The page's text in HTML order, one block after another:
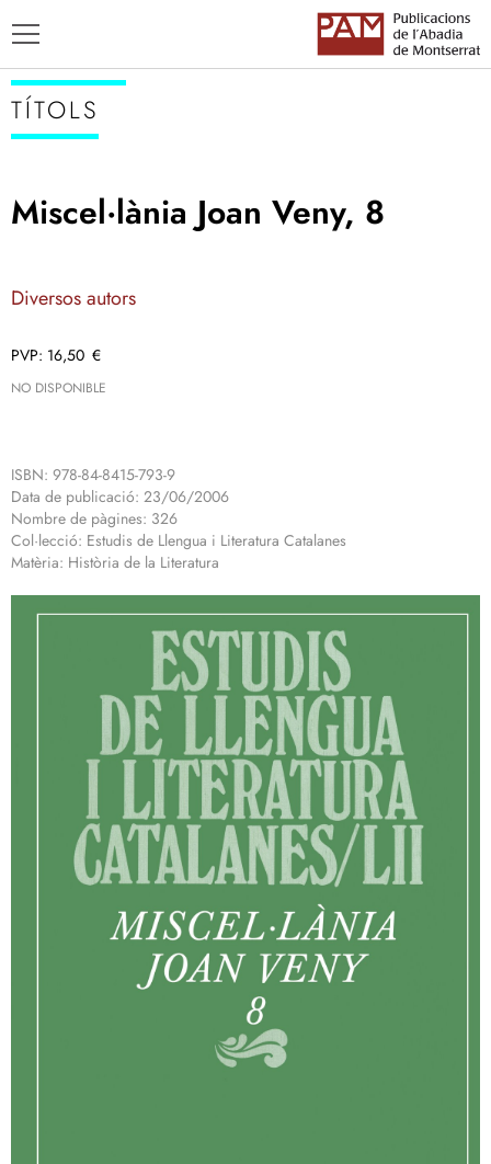
ENSENYAMENT CATALÀ
TÍTOLS
Miscel·lània Joan Veny, 8
Diversos autors
16,50 €
NO DISPONIBLE
ISBN: 978-84-8415-793-9
Data de publicació: 23/06/2006
Nombre de pàgines: 326
Col·lecció: Estudis de Llengua i Literatura Catalanes
Matèria: Història de la Literatura